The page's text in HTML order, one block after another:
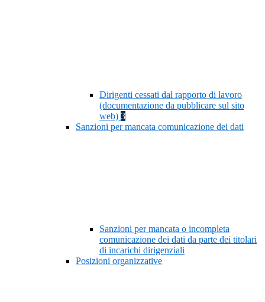
Dirigenti cessati dal rapporto di lavoro
(documentazione da pubblicare sul sito
web) 3
Sanzioni per mancata comunicazione dei dati
Sanzioni per mancata o incompleta
comunicazione dei dati da parte dei titolari
di incarichi dirigenziali
Posizioni organizzative